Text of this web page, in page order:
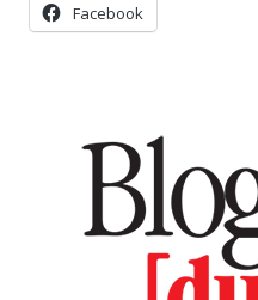
Facebook